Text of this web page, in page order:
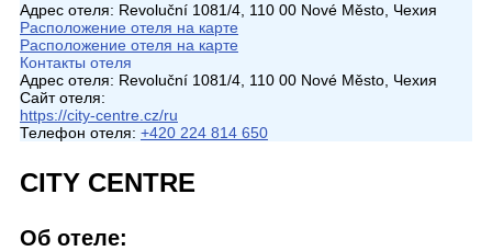
Адрес отеля: Revoluční 1081/4, 110 00 Nové Město, Чехия
Расположение отеля на карте
Расположение отеля на карте
Контакты отеля
Адрес отеля: Revoluční 1081/4, 110 00 Nové Město, Чехия
Сайт отеля:
https://city-centre.cz/ru
Телефон отеля: +420 224 814 650
CITY CENTRE
Об отеле: